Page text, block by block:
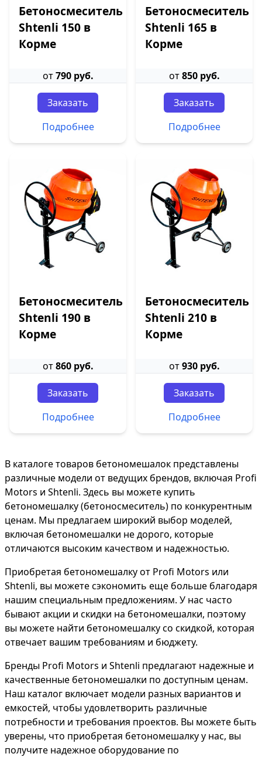
Бетоносмеситель
Shtenli 150 в
Корме
от790 руб.
Заказать
Подробнее
Бетоносмеситель
Shtenli 165 в
Корме
от850 руб.
Заказать
Подробнее
Бетоносмеситель
Shtenli 190 в
Корме
от860 руб.
Заказать
Подробнее
Бетоносмеситель
Shtenli 210 в
Корме
от930 руб.
Заказать
Подробнее
В каталоге товаров бетономешалок представлены
различные модели от ведущих брендов, включая Profi
Motors и Shtenli. Здесь вы можете купить
бетономешалку (бетоносмеситель) по конкурентным
ценам. Мы предлагаем широкий выбор моделей,
включая бетономешалки не дорого, которые
отличаются высоким качеством и надежностью.
Приобретая бетономешалку от Profi Motors или
Shtenli, вы можете сэкономить еще больше благодаря
нашим специальным предложениям. У нас часто
бывают акции и скидки на бетономешалки, поэтому
вы можете найти бетономешалку со скидкой, которая
отвечает вашим требованиям и бюджету.
Бренды Profi Motors и Shtenli предлагают надежные и
качественные бетономешалки по доступным ценам.
Наш каталог включает модели разных вариантов и
емкостей, чтобы удовлетворить различные
потребности и требования проектов. Вы можете быть
уверены, что приобретая бетономешалку у нас, вы
получите надежное оборудование по